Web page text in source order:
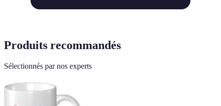
Produits recommandés
Sélectionnés par nos experts